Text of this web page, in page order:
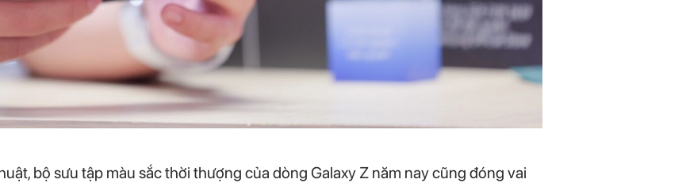
bộ sưu tập màu sắc thời thượng của dòng Galaxy Z năm nay cũng đóng vai